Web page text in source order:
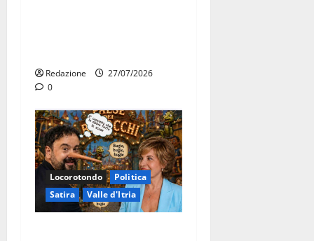
Redazione
27/07/2026
0
Locorotondo
Politica
Satira
Valle d'Itria